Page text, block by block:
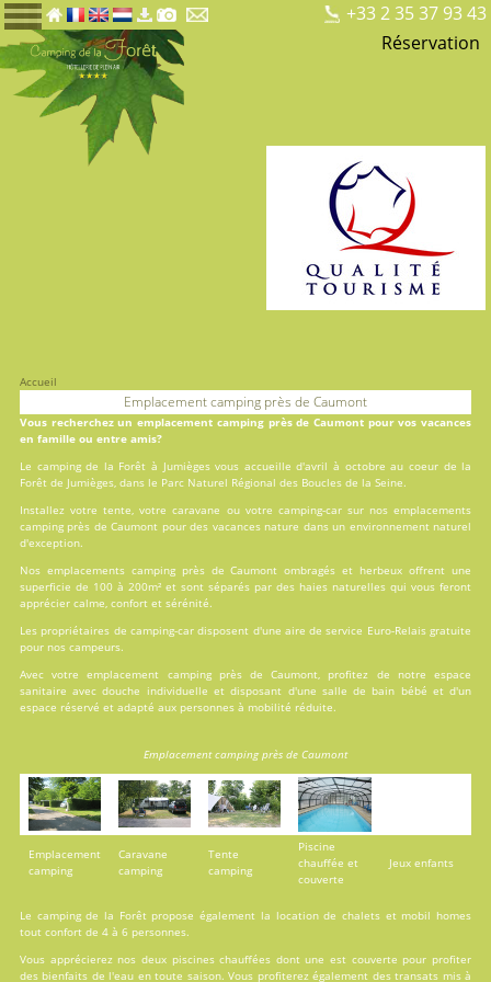
+33 2 35 37 93 43
Réservation
Accueil
Emplacement camping près de Caumont
Vous recherchez un emplacement camping près de Caumont pour vos vacances
en famille ou entre amis?
Le camping de la Forêt à Jumièges vous accueille d'avril à octobre au coeur de la
Forêt de Jumièges, dans le Parc Naturel Régional des Boucles de la Seine.
Installez votre tente, votre caravane ou votre camping-car sur nosemplacements
camping près de Caumont pour des vacances nature dans un environnement naturel
d'exception.
Nos emplacements camping près de Caumont ombragés et herbeux offrent une
superficie de 100 à 200m² et sont séparés par des haies naturelles qui vous feront
apprécier calme, confort et sérénité.
Les propriétaires de camping-car disposent d'une aire de service Euro-Relais gratuite
pour nos campeurs.
Avec votre emplacement camping près de Caumont, profitez de notre espace
sanitaire avec douche individuelle et disposant d'une salle de bain bébé et d'un
espace réservé et adapté aux personnes à mobilité réduite.
Emplacement camping près de Caumont
Emplacement
camping
Caravane
camping
Tente
camping
Piscine
chauffée et
couverte
Jeux enfants
Le camping de la Forêt propose également la locationde chalets et mobil homes
tout confort de 4 à 6 personnes.
Vous apprécierez nos deux piscineschauffées dont une est couverte pour profiter
des bienfaits de l'eau en toute saison. Vous profiterez également des transats mis à